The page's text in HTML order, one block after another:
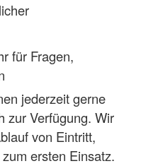
für Fragen,
jederzeit gerne
zur Verfügung. Wir
von Eintritt,
ersten Einsatz.